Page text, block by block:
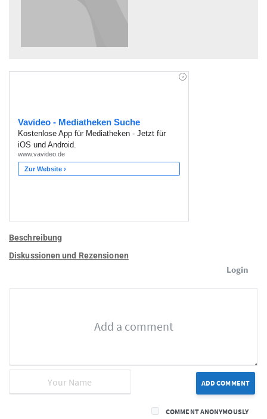
Beschreibung
Diskussionen und Rezensionen
Login
ADD COMMENT
COMMENT ANONYMOUSLY